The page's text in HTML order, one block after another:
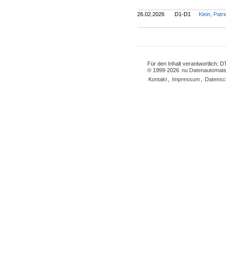
26.02.2026 D1-D1 Klein,
Für den Inhalt verantwortlich:
© 1999-2026 nu
Kontakt
Impressum